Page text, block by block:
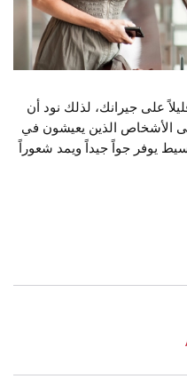
على جيرانك، لذلك نود أن
الأشخاص الذين يعيشون في
يوفر جواً جيداً ويمد شعوراً